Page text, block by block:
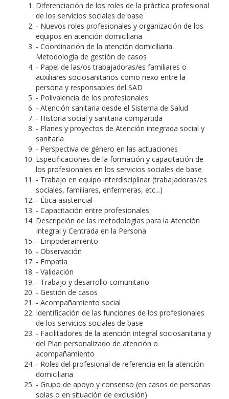
Diferenciación de los roles de la práctica profesional
de los servicios sociales de base
- Nuevos roles profesionales y organización de los
equipos en atención domiciliaria
- Coordinación de la atención domiciliaria.
Metodología de gestión de casos
- Papel de las/os trabajadoras/es familiares o
auxiliares sociosanitarios como nexo entre la
persona y responsables del SAD
- Polivalencia de los profesionales
- Atención sanitaria desde el Sistema de Salud
- Historia social y sanitaria compartida
- Planes y proyectos de Atención integrada social y
sanitaria
- Perspectiva de género en las actuaciones
Especificaciones de la formación y capacitación de
los profesionales en los servicios sociales de base
- Trabajo en equipo interdisciplinar (trabajadoras/es
sociales, familiares, enfermeras, etc...)
- Ética asistencial
- Capacitación entre profesionales
Descripción de las metodologías para la Atención
Integral y Centrada en la Persona
- Empoderamiento
- Observación
- Empatía
- Validación
- Trabajo y desarrollo comunitario
- Gestión de casos
- Acompañamiento social
Identificación de las funciones de los profesionales
de los servicios sociales de base
- Facilitadores de la atención integral sociosanitaria y
del Plan personalizado de atención o
acompañamiento
- Roles del profesional de referencia en la atención
domiciliaria
- Grupo de apoyo y consenso (en casos de personas
solas o en situación de exclusión)